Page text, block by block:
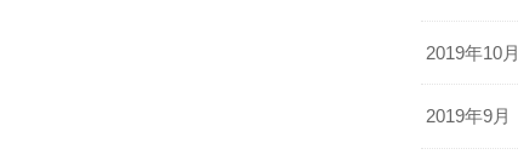
2019年10月
2019年9月